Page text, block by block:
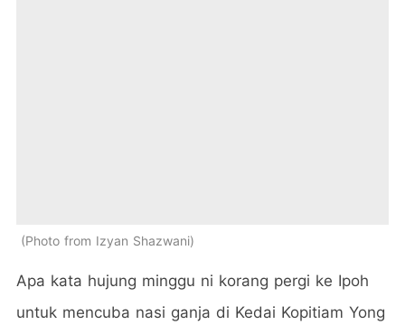
Photo from Izyan Shazwani
Apa kata hujung minggu ni korang pergi ke Ipoh
untuk mencuba nasi ganja di Kedai Kopitiam Yong